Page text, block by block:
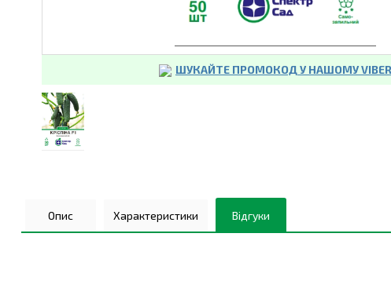
ШУКАЙТЕ ПРОМОКОД У НАШОМУ VIBER
Опис Характеристики Відгуки